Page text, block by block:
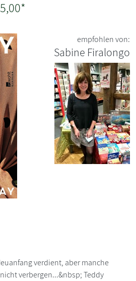
empfohlen von:
Sabine Firalongo
verdient, aber manche
verbergen...&nbsp; Teddy